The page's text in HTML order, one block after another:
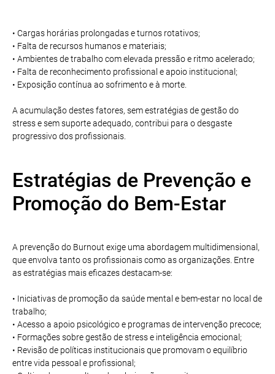
• Cargas horárias prolongadas e turnos rotativos;
• Falta de recursos humanos e materiais;
• Ambientes de trabalho com elevada pressão e ritmo acelerado;
• Falta de reconhecimento profissional e apoio institucional;
• Exposição contínua ao sofrimento e à morte.
A acumulação destes fatores, sem estratégias de gestão do
stress e sem suporte adequado, contribui para o desgaste
progressivo dos profissionais.
Estratégias de Prevenção e
Promoção do Bem-Estar
A prevenção do Burnout exige uma abordagem multidimensional,
que envolva tanto os profissionais como as organizações. Entre
as estratégias mais eficazes destacam-se:
• Iniciativas de promoção da saúde mental e bem-estar no local de
trabalho;
• Acesso a apoio psicológico e programas de intervenção precoce;
• Formações sobre gestão de stress e inteligência emocional;
• Revisão de políticas institucionais que promovam o equilíbrio
entre vida pessoal e profissional;